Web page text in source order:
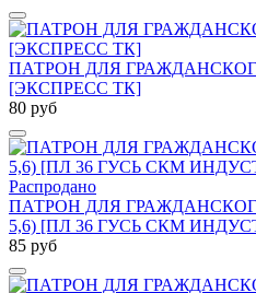
ПАТРОН ДЛЯ
[ЭКСПРЕСС ТК]
80 руб
Распродано
ПАТРОН ДЛЯ
5,6) [ПЛ 36 ГУСЬ СКМ
85 руб